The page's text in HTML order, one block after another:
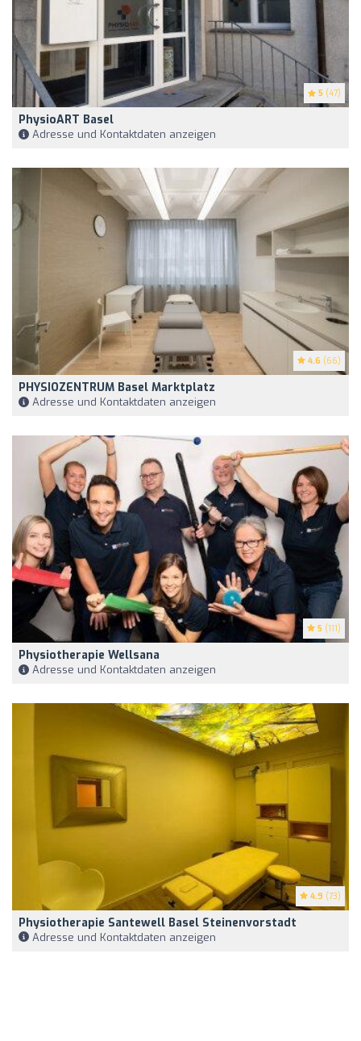
5 (47)
PhysioART Basel
Adresse und Kontaktdaten anzeigen
4.6 (66)
PHYSIOZENTRUM Basel Marktplatz
Adresse und Kontaktdaten anzeigen
5 (111)
Physiotherapie Wellsana
Adresse und Kontaktdaten anzeigen
4.9 (73)
Physiotherapie Santewell Basel Steinenvorstadt
Adresse und Kontaktdaten anzeigen